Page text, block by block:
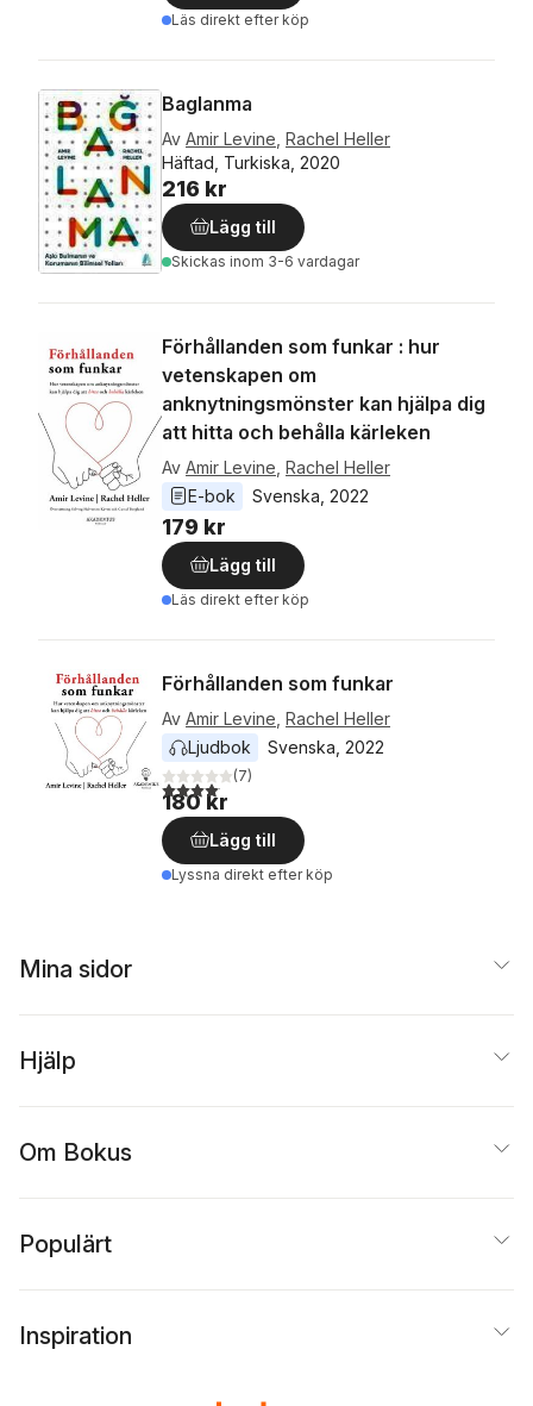
Läs direkt efter köp
Baglanma
Av Amir Levine Rachel Heller
Häftad, Turkiska, 2020
216 kr
Lägg till
Skickas inom 3-6 vardagar
Förhållanden som funkar : hur
vetenskapen om
anknytningsmönster kan hjälpa dig
att hitta och behålla kärleken
Av Amir Levine Rachel Heller
E-bok
Svenska 2022
179 kr
Lägg till
Läs direkt efter köp
Förhållanden som funkar
Av Amir Levine Rachel Heller
Ljudbok
Svenska 2022
4,1utav 5 stjärnor. Totalt antal röster:
(7)
180 kr
Lägg till
Lyssna direkt efter köp
Mina sidor
Hjälp
Om Bokus
Populärt
Inspiration